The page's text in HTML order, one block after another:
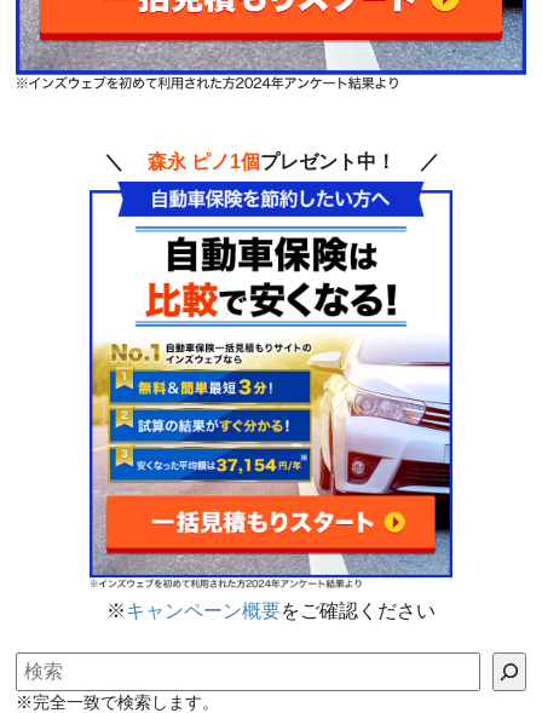
＼ 森永 ピノ1個プレゼント中！ ／
※キャンペーン概要をご確認ください
検索
※完全一致で検索します。